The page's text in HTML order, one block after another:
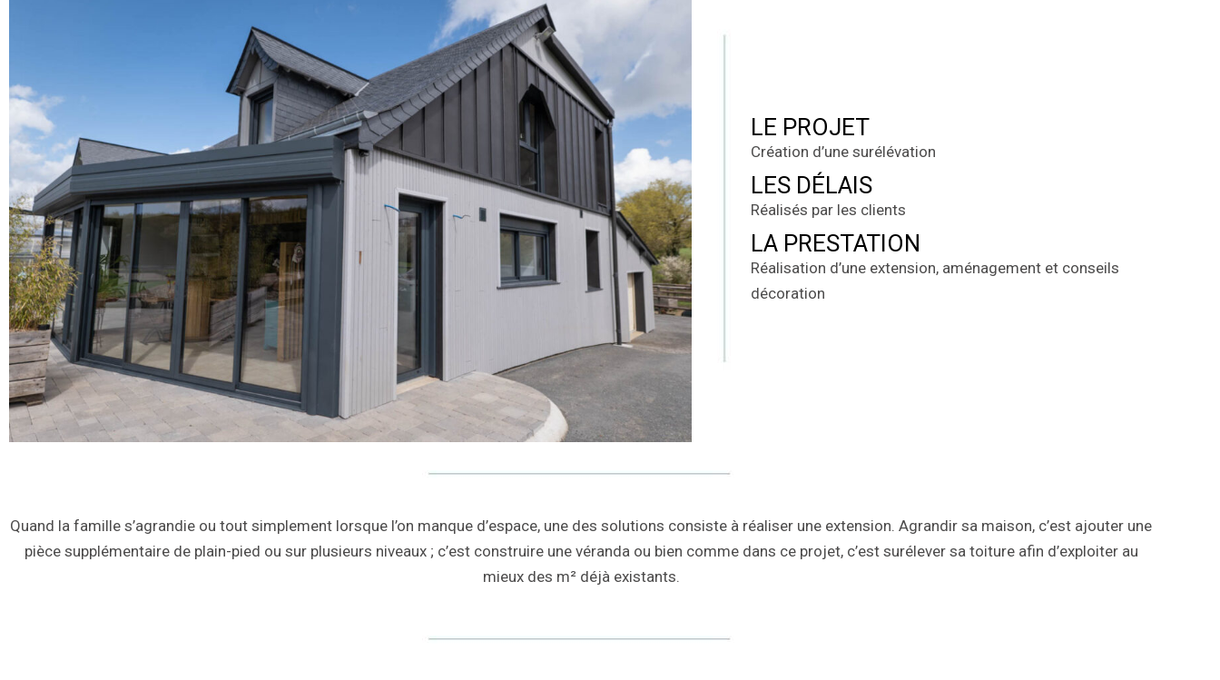
LE PROJET
Création d’une surélévation
LES DÉLAIS
Réalisés par les clients
LA PRESTATION
Réalisation d’une extension, aménagement et conseils
décoration
Quand la famille s’agrandie ou tout simplement lorsque l’on manque d’espace, une des solutions consiste à réaliser une extension. Agrandir sa maison, c’est ajouter une
pièce supplémentaire de plain-pied ou sur plusieurs niveaux ; c’est construire une véranda ou bien comme dans ce projet, c’est surélever sa toiture afin d’exploiter au
mieux des m² déjà existants.